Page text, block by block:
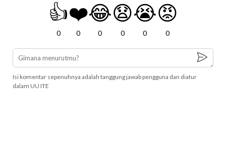
👍
0
❤️
0
😂
0
😧
0
😭
0
😡
0
Isi komentar sepenuhnya adalah tanggung jawab pengguna dan diatur
dalam UU ITE